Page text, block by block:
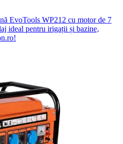
EvoTools WP212 cu motor de 7
ideal pentru irigații și bazine,